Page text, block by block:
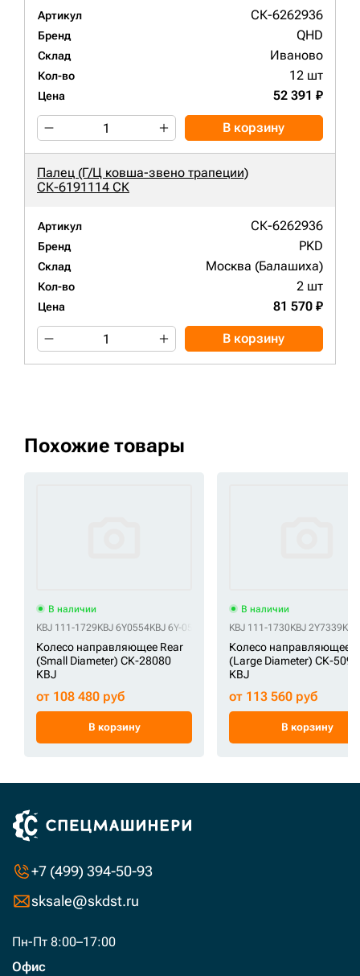
Артикул СК-6262936
Бренд QHD
Склад Иваново
Кол-во 12 шт
Цена 52 391 ₽
В корзину
Палец (Г/Ц ковша-звено трапеции)
СК-6191114 СК
Артикул СК-6262936
Бренд PKD
Склад Москва (Балашиха)
Кол-во 2 шт
Цена 81 570 ₽
В корзину
Похожие товары
В наличии
KBJ 111-1729KBJ 6Y0554KBJ 6Y-0554 KBJ 7T3723 KBJ 7T-3723KBJ
Колесо направляющее Rear
(Small Diameter) СК-28080
KBJ
от 108 480 руб
В корзину
В наличии
KBJ 111-1730KBJ 2Y7339
Колесо направляющее
(Large Diameter) СК-
KBJ
от 113 560 руб
В корзину
+7 (499) 394-50-93
sksale@skdst.ru
Пн-Пт 8:00–17:00
Офис